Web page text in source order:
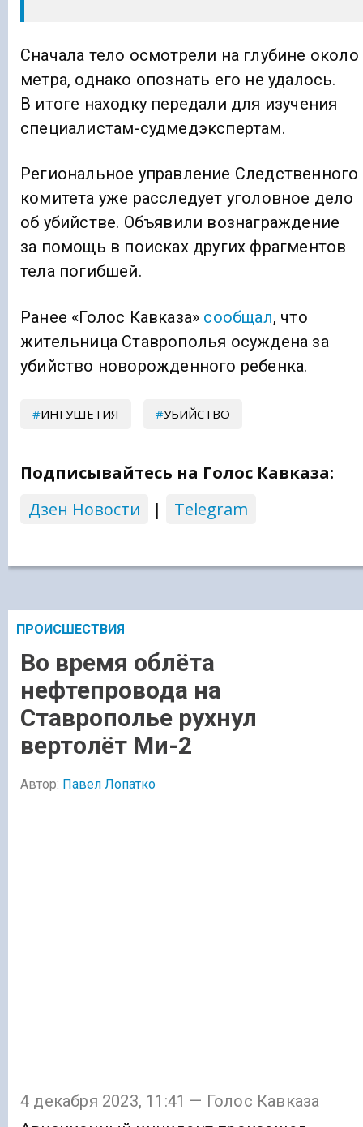
Сначала тело осмотрели на глубине около
метра, однако опознать его не удалось.
В итоге находку передали для изучения
специалистам-судмедэкспертам.
Региональное управление Следственного
комитета уже расследует уголовное дело
об убийстве. Объявили вознаграждение
за помощь в поисках других фрагментов
тела погибшей.
Ранее «Голос Кавказа» сообщал, что
жительница Ставрополья осуждена за
убийство новорожденного ребенка.
ИНГУШЕТИЯ УБИЙСТВО
Подписывайтесь на Голос Кавказа:
Дзен Новости
| Telegram
ПРОИСШЕСТВИЯ
Во время облёта
нефтепровода на
Ставрополье рухнул
вертолёт Ми-2
Автор: Павел Лопатко
4 декабря 2023, 11:41 — Голос Кавказа